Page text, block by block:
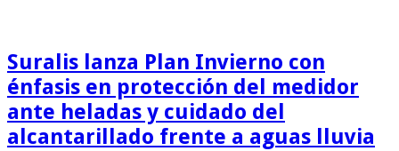
Suralis lanza Plan Invierno con
énfasis en protección del medidor
ante heladas y cuidado del
alcantarillado frente a aguas lluvia